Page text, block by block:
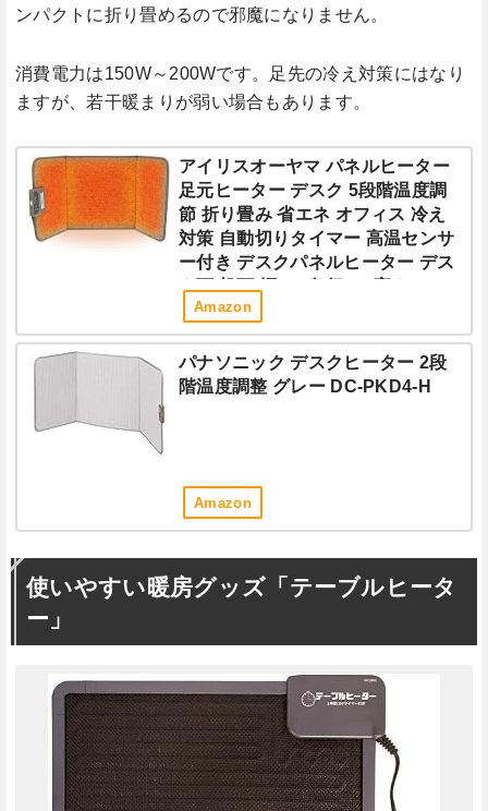
ンパクトに折り畳めるので邪魔になりません。
消費電力は150W～200Wです。足先の冷え対策にはなり
ますが、若干暖まりが弱い場合もあります。
アイリスオーヤマ パネルヒーター
足元ヒーター デスク 5段階温度調
節 折り畳み 省エネ オフィス 冷え
対策 自動切りタイマー 高温センサ
ー付き デスクパネルヒーター デス
ク下 机下 幅45x奥行30x高さ48cm
PH-TSA-H グレー
Amazon
パナソニック デスクヒーター 2段
階温度調整 グレー DC-PKD4-H
Amazon
使いやすい暖房グッズ「テーブルヒータ
ー」